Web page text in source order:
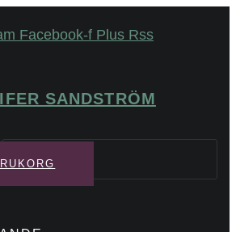
Facebook-f Plus Rss
SANDSTRÖM